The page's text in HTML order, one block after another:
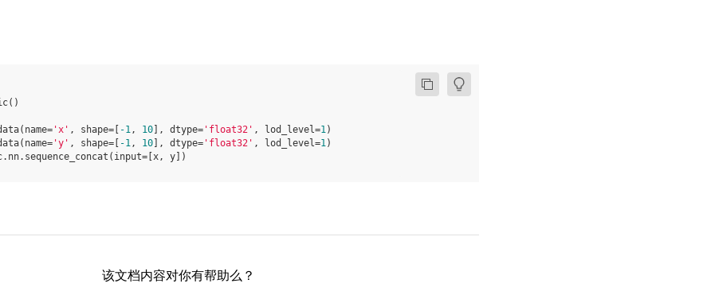
()
( name= 'x' , shape= -1, 10 ], dtype= 'float32' , lod_level=1)
( name= 'y' , shape= -1, 10 ], dtype= 'float32' , lod_level=1)
. nn. sequence_concat ( input= x, y ])
该文档内容对你有帮助么？